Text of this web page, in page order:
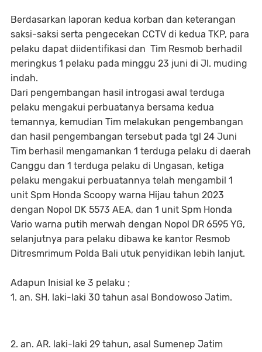
Berdasarkan laporan kedua korban dan keterangan
saksi-saksi serta pengecekan CCTV di kedua TKP, para
pelaku dapat diidentifikasi dan Tim Resmob berhadil
meringkus 1 pelaku pada minggu 23 juni di Jl. muding
indah.
Dari pengembangan hasil introgasi awal terduga
pelaku mengakui perbuatanya bersama kedua
temannya, kemudian Tim melakukan pengembangan
dan hasil pengembangan tersebut pada tgl 24 Juni
Tim berhasil mengamankan 1 terduga pelaku di daerah
Canggu dan 1 terduga pelaku di Ungasan, ketiga
pelaku mengakui perbuatannya telah mengambil 1
unit Spm Honda Scoopy warna Hijau tahun 2023
dengan Nopol DK 5573 AEA, dan 1 unit Spm Honda
Vario warna putih merwah dengan Nopol DR 6595 YG,
selanjutnya para pelaku dibawa ke kantor Resmob
Ditresmrimum Polda Bali utuk penyidikan lebih lanjut.
Adapun Inisial ke 3 pelaku ;
1. an. SH. laki-laki 30 tahun asal Bondowoso Jatim.
2. an. AR. laki-laki 29 tahun, asal Sumenep Jatim